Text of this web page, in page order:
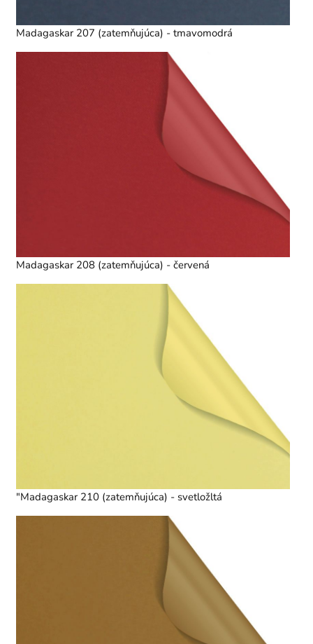
Madagaskar 207 (zatemňujúca) - tmavomodrá
Madagaskar 208 (zatemňujúca) - červená
"Madagaskar 210 (zatemňujúca) - svetložltá